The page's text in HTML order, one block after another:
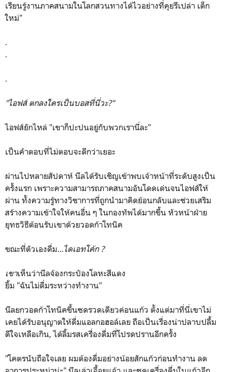
เรียนรู้งานภาคสนามในโลกสวนทางได้ไวอย่างที่คุยรึเปล่า เด็ก
ใหม่"
.
.
.
"ไอฟส์ ตกลงใครเป็นบอสที่นี่วะ?"
ไอฟส์ยักไหล่ "เขาก็ปะปนอยู่กับพวกเรานี่ละ"
เป็นคำตอบที่ไม่ตอบจะดีกว่าเยอะ
ผ่านไปหลายสัปดาห์ นีลได้รับเชิญเข้าพบเจ้าหน้าที่ระดับสูงเป็น
ครั้งแรก เพราะความสามารถภาคสนามอันโดดเด่นจนไอฟส์ให้
ผ่าน ทั้งความรู้ทางวิชาการที่ถูกนำมาคิดย้อนกลับและช่วยเสริม
สร้างความเข้าใจให้คนอื่น ๆ ในกองทัพได้มากขึ้น หัวหน้าฝ่าย
ยุทธวิธีต้อนรับเขาด้วยวอดก้าโทนิค
ขณะที่ตัวเองดื่ม...ไดเอทโค้ก ?
เขาเห็นว่านีลจ้องกระป๋องโลหะสีแดง
ยิ้ม "ฉันไม่ดื่มระหว่างทำงาน"
นีลยกวอดก้าโทนิคขึ้นซดรวดเดียวค่อนแก้ว ตั้งแต่มาที่นี่เขาไม่
เคยได้รับอนุญาตให้ดื่มแอลกอฮอล์เลย ถือเป็นเรื่องน่าปลาบปลื้ม
ดีใจเหลือเกิน, ได้ลิ้มรสเครื่องดื่มที่โปรดปรานอีกครั้ง
"โคตรนับถือใจเลย ผมต้องดื่มอย่างน้อยสักแก้วก่อนทำงาน ลด